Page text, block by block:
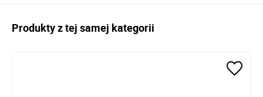
Produkty z tej samej kategorii